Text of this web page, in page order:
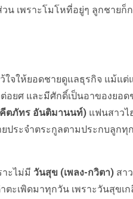
เพราะโมโหที่อยู่ๆ ลูกชายก็
จให้ยอดชายดูแลธุรกิจ แม้แต่
อยศ และมีศักดิ์เป็นอาของยอด
ตภัทร อันติมานนท์) แฟนสาวไ
ประจำตระกูลตามประกบลูกทุ
าะไม่มีวันสุข (เพลง-กวิตา) สา
ตะเพิดมาทุกวัน เพราะวันสุขเ